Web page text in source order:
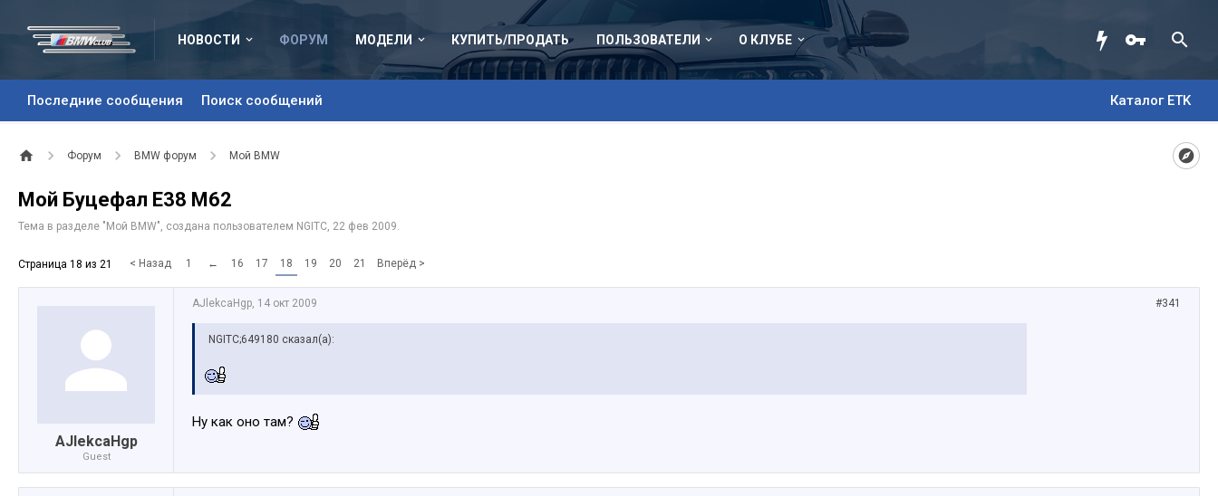
НОВОСТИ ФОРУМ
Последние сообщения Поиск сообщений Каталог ETK
МОДЕЛИ КУПИТЬ/ПРОДАТЬ ПОЛЬЗОВАТЕЛИ О КЛУБЕ
Форум BMW форум Мой BMW
Мой Буцефал Е38 М62
Тема в разделе " Мой BMW", создана пользователем NGITC, 22 фев 2009.
Страница 18 из 21 < Назад 1 ← 16 17 18 19 20 21 Вперёд >
AJlekcaHgp
Guest
#341
AJlekcaHgp, 14 окт 2009
NGITC;649180 сказал(а):
Ну как оно там?